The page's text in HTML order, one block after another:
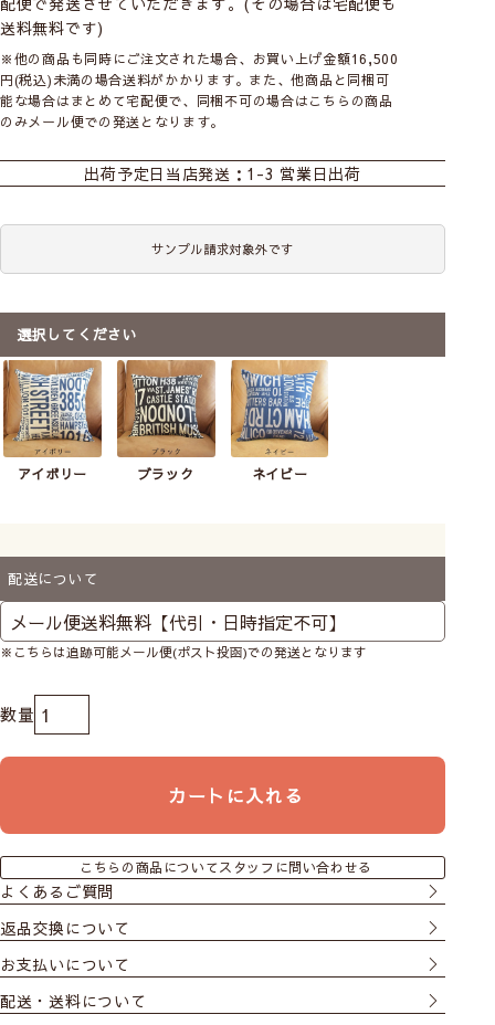
送料無料です)
※他の商品も同時にご注文された場合、お買い上げ金額16,500
円(税込)未満の場合送料がかかります。また、他商品と同梱可
能な場合はまとめて宅配便で、同梱不可の場合はこちらの商品
のみメール便での発送となります。
出荷予定日 当店発送：1-3 営業日出荷
サンプル請求対象外です
選択してください
アイボリー ブラック ネイビー
配送について
※こちらは追跡可能メール便(ポスト投函)での発送となります
カートに入れる
こちらの商品についてスタッフに問い合わせる
よくあるご質問
返品交換について
お支払いについて
配送・送料について